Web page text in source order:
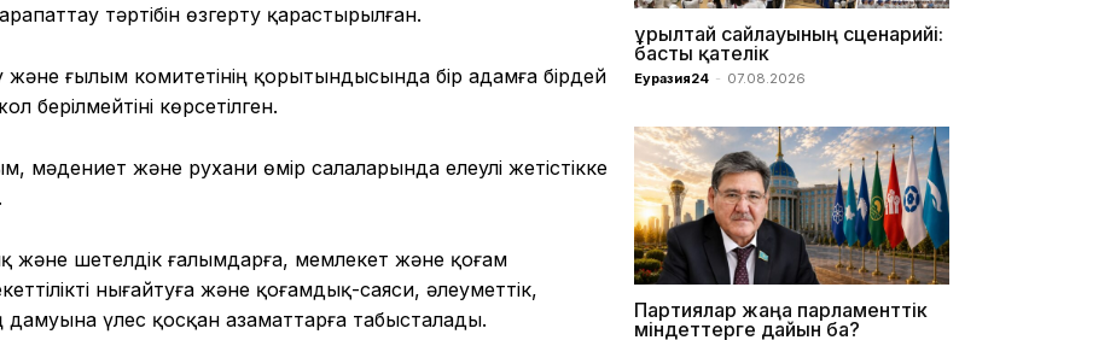
тәртібін өзгерту қарастырылған.
ғылым комитетінің қорытындысында бір адамға бірдей
берілмейтіні көрсетілген.
мәдениет және рухани өмір салаларында елеулі жетістікке
және шетелдік ғалымдарға, мемлекет және қоғам
нығайтуға және қоғамдық-саяси, әлеуметтік,
үлес қосқан азаматтарға табысталады.
Құрылтай сайлауының сценарийі:
басты қателік
Еуразия24 - 07.08.2026
Партиялар жаңа парламенттік
міндеттерге дайын ба?